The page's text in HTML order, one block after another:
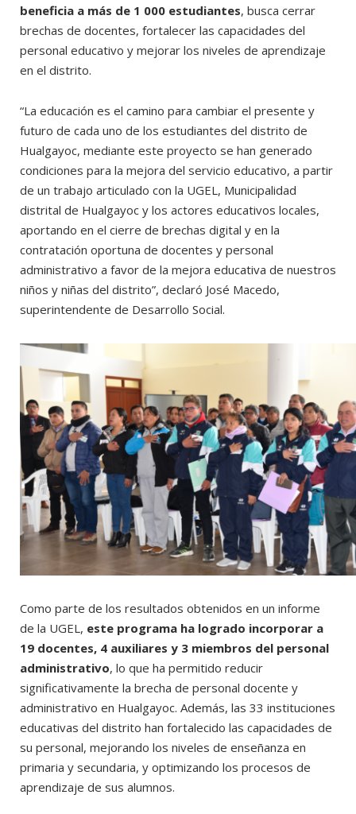
beneficia a más de 1 000 estudiantes, busca cerrar
brechas de docentes, fortalecer las capacidades del
personal educativo y mejorar los niveles de aprendizaje
en el distrito.
“La educación es el camino para cambiar el presente y
futuro de cada uno de los estudiantes del distrito de
Hualgayoc, mediante este proyecto se han generado
condiciones para la mejora del servicio educativo, a partir
de un trabajo articulado con la UGEL, Municipalidad
distrital de Hualgayoc y los actores educativos locales,
aportando en el cierre de brechas digital y en la
contratación oportuna de docentes y personal
administrativo a favor de la mejora educativa de nuestros
niños y niñas del distrito”, declaró José Macedo,
superintendente de Desarrollo Social.
Como parte de los resultados obtenidos en un informe
de la UGEL, este programa ha logrado incorporar a
19 docentes, 4 auxiliares y 3 miembros del personal
administrativo, lo que ha permitido reducir
significativamente la brecha de personal docente y
administrativo en Hualgayoc. Además, las 33 instituciones
educativas del distrito han fortalecido las capacidades de
su personal, mejorando los niveles de enseñanza en
primaria y secundaria, y optimizando los procesos de
aprendizaje de sus alumnos.